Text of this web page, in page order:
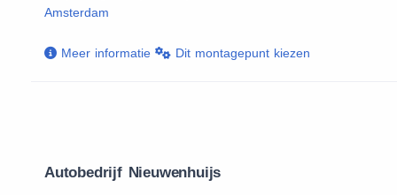
Amsterdam
Meer informatie Dit montagepunt kiezen
Autobedrijf Nieuwenhuijs